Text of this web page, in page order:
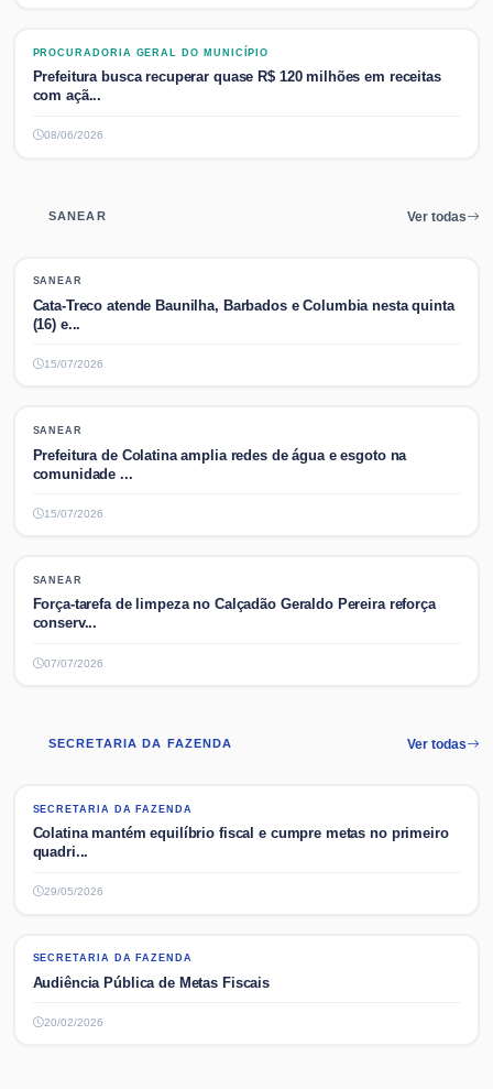
PROCURADORIA GERAL DO MUNICÍPIO
PROCURADORIA GERAL DO MUNICÍPIO
Prefeitura busca recuperar quase R$ 120 milhões em receitas
com açã...
08/06/2026
SANEAR Ver todas
SANEAR
SANEAR
Cata-Treco atende Baunilha, Barbados e Columbia nesta quinta
(16) e...
15/07/2026
SANEAR
SANEAR
Prefeitura de Colatina amplia redes de água e esgoto na
comunidade ...
15/07/2026
SANEAR
SANEAR
Força-tarefa de limpeza no Calçadão Geraldo Pereira reforça
conserv...
07/07/2026
SECRETARIA DA FAZENDA Ver todas
SECRETARIA DA FAZENDA
SECRETARIA DA FAZENDA
Colatina mantém equilíbrio fiscal e cumpre metas no primeiro
quadri...
29/05/2026
SECRETARIA DA FAZENDA
SECRETARIA DA FAZENDA
Audiência Pública de Metas Fiscais
20/02/2026